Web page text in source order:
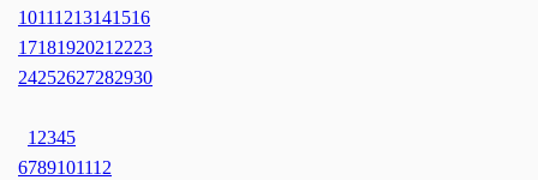
10111213141516
1718192021 2223
24252627282930
1 2345
6789101112